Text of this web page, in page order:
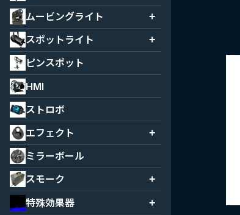
MARBLE
LEDY
KＭ-LED
LED ミニブル
ムービングライト
+
WASH
SPOT
スポットライト +
カッタースポット
PARライト
フレネルスポット
ミニブル
ホリゾントライト
灯体オプション
ピンスポット
HMI
ストロボ
エフェクト
+
マシンスポット
ミラーボール
スモーク
+
スモークマシン
特殊効果器 +